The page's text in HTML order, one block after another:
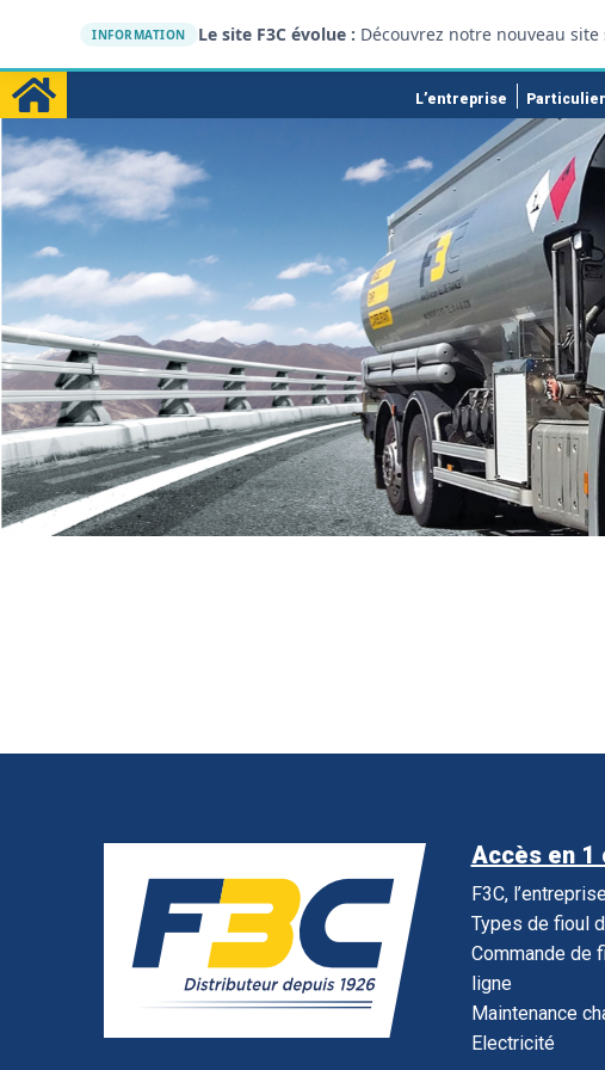
INFORMATION Le site F3C évolue : Découvrez notre nouveau site
L’entreprise
Accès en 1
F3C,
Types de fioul
Commande de
ligne
Maintenance
Electricité